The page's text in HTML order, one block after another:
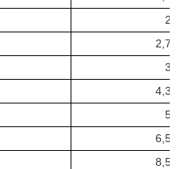
2
2,7
3
4,3
5
6,5
8,5